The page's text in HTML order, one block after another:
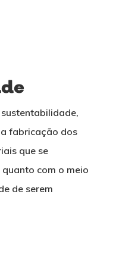
fabricação dos
que se
com o meio
de serem